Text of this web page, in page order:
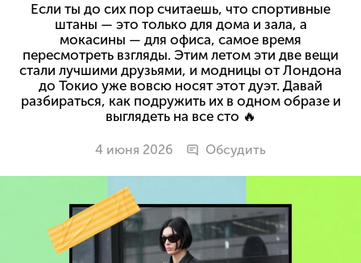
Если ты до сих пор считаешь, что спортивные
штаны — это только для дома и зала, а
мокасины — для офиса, самое время
пересмотреть взгляды. Этим летом эти две вещи
стали лучшими друзьями, и модницы от Лондона
до Токио уже вовсю носят этот дуэт. Давай
разбираться, как подружить их в одном образе и
выглядеть на все сто 🔥
4 июня 2026 Обсудить